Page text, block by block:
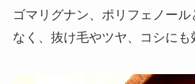
ゴマリグナン、ポリフェノー
なく、抜け毛やツヤ、コシにも